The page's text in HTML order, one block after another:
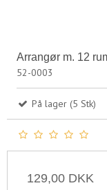
Arrangør m. 12
52-0003
På lager (5 Stk)
129,00 DKK